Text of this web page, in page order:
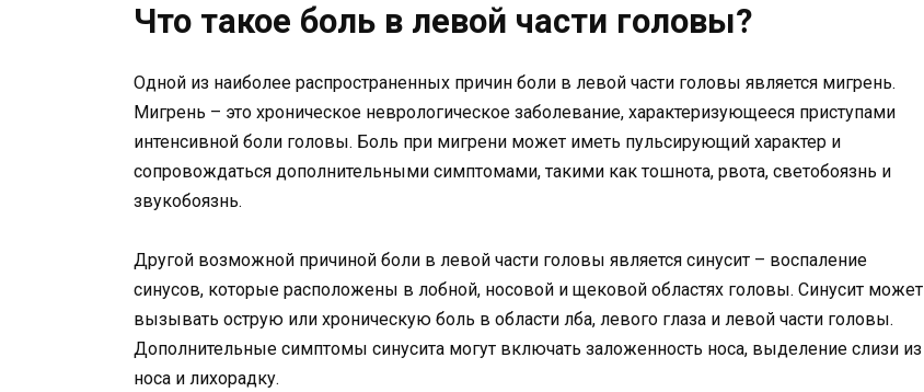
Что такое боль в левой части головы?
Одной из наиболее распространенных причин боли в левой части головы является мигрень.
Мигрень – это хроническое неврологическое заболевание, характеризующееся приступами
интенсивной боли головы. Боль при мигрени может иметь пульсирующий характер и
сопровождаться дополнительными симптомами, такими как тошнота, рвота, светобоязнь и
звукобоязнь.
Другой возможной причиной боли в левой части головы является синусит – воспаление
синусов, которые расположены в лобной, носовой и щековой областях головы. Синусит может
вызывать острую или хроническую боль в области лба, левого глаза и левой части головы.
Дополнительные симптомы синусита могут включать заложенность носа, выделение слизи из
носа и лихорадку.